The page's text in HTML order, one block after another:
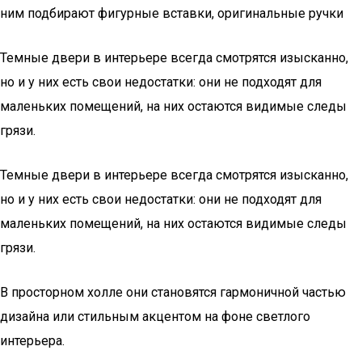
ним подбирают фигурные вставки, оригинальные ручки
Темные двери в интерьере всегда смотрятся изысканно,
но и у них есть свои недостатки: они не подходят для
маленьких помещений, на них остаются видимые следы
грязи.
Темные двери в интерьере всегда смотрятся изысканно,
но и у них есть свои недостатки: они не подходят для
маленьких помещений, на них остаются видимые следы
грязи.
В просторном холле они становятся гармоничной частью
дизайна или стильным акцентом на фоне светлого
интерьера.